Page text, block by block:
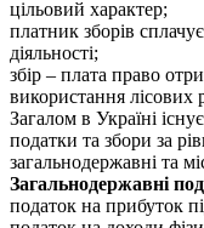
цільовий характер;
платник зборів
діяльності;
збір – плата право
використання лісових
Загалом в Україні
податки та збори за
загальнодержавні та
Загальнодержавні
податок на прибуток